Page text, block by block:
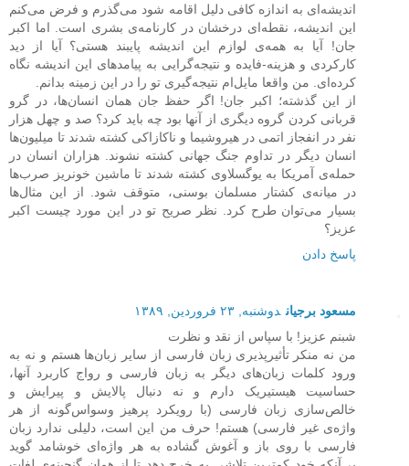
اندیشه‌ای به اندازه کافی دلیل اقامه شود می‌گذرم و فرض می‌کنم
این اندیشه، نقطه‌ای درخشان در کارنامه‌ی بشری است. اما اکبر
جان! آیا به همه‌ی لوازم این اندیشه پایبند هستی؟ آیا از دید
کارکردی و هزینه-فایده و نتیجه‌گرایی به پیامدهای این اندیشه نگاه
کرده‌ای. من واقعا مایل‌ام نتیجه‌گیری تو را در این زمینه بدانم.
از این گذشته؛ اکبر جان! اگر حفظ جان همان انسان‌ها، در گرو
قربانی کردن گروه دیگری از آنها بود چه باید کرد؟ صد و چهل هزار
نفر در انفجاز اتمی در هیروشیما و ناکازاکی کشته شدند تا میلیون‌ها
انسان دیگر در تداوم جنگ جهانی کشته نشوند. هزاران انسان در
حمله‌ی آمریکا به یوگسلاوی کشته شدند تا ماشین خونریز صرب‌ها
در میانه‌ی کشتار مسلمان بوسنی، متوقف شود. از این مثال‌ها
بسیار می‌توان طرح کرد. نظر صریح تو در این مورد چیست اکبر
عزیز؟
پاسخ دادن
مسعود برجیان دوشنبه, ۲۳ فروردین, ۱۳۸۹
شبنم عزیز! با سپاس از نقد و نظرت
من نه منکر تأثیرپذیری زبان فارسی از سایر زبان‌ها هستم و نه به
ورود کلمات زبان‌های دیگر به زبان فارسی و رواج کاربرد آنها،
حساسیت هیستیریک دارم و نه دنبال پالایش و پیرایش و
خالص‌سازی زبان فارسی (با رویکرد پرهیز وسواس‌گونه از هر
واژه‌ی غیر فارسی) هستم! حرف من این است، دلیلی ندارد زبان
فارسی با روی باز و آغوش گشاده به هر واژه‌ای خوشامد گوید